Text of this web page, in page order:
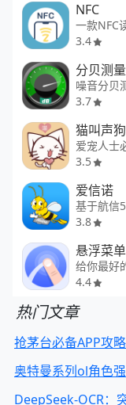
NFC
一款NFC
3.4
分贝测
3.7
3.5
爱信诺
基于航信
3.8
悬浮菜单
给你最好
4.4
热门文章
抢茅台必备APP攻
奥特曼系列ol角色
DeepSeek-OCR：